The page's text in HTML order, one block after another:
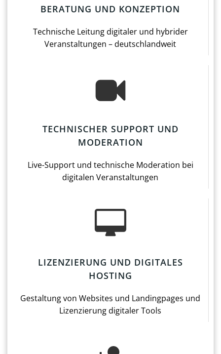
BERATUNG UND KONZEPTION
Technische Leitung digitaler und hybrider
Veranstaltungen – deutschlandweit
TECHNISCHER SUPPORT UND
MODERATION
Live-Support und technische Moderation bei
digitalen Veranstaltungen
LIZENZIERUNG UND DIGITALES
HOSTING
Gestaltung von Websites und Landingpages und
Lizenzierung digitaler Tools